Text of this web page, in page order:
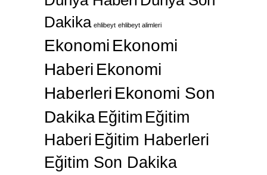
Dakika ehlibeyt ehlibeyt alimleri
Ekonomi Ekonomi
Haberi Ekonomi
Haberleri Ekonomi Son
Dakika Eğitim Eğitim
Haberi Eğitim Haberleri
Eğitim Son Dakika